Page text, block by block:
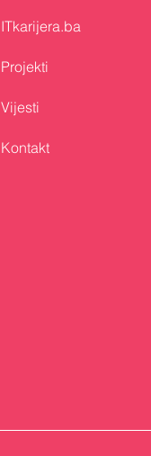
ITkarijera.ba
Projekti
Vijesti
Kontakt